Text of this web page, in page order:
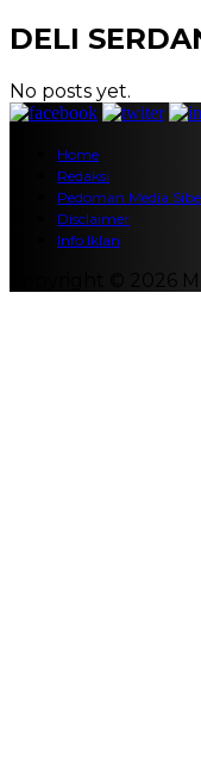
DELI
No posts yet.
Home
Redaksi
Pedoman Media
Disclaimer
Info Iklan
Copyright © 2026